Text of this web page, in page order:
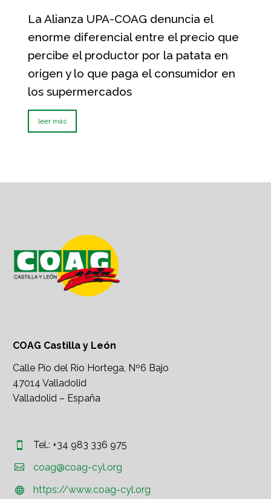
La Alianza UPA-COAG denuncia el
enorme diferencial entre el precio que
percibe el productor por la patata en
origen y lo que paga el consumidor en
los supermercados
leer más
COAG Castilla y León
Calle Pío del Río Hortega, Nº6 Bajo
47014 Valladolid
Valladolid – España

 Tel.: +34 983 336 975

 coag@coag-cyl.org

 https://www.coag-cyl.org